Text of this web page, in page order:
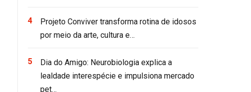
Projeto Conviver transforma rotina de idosos
por meio da arte, cultura e…
Dia do Amigo: Neurobiologia explica a
lealdade interespécie e impulsiona mercado
pet…